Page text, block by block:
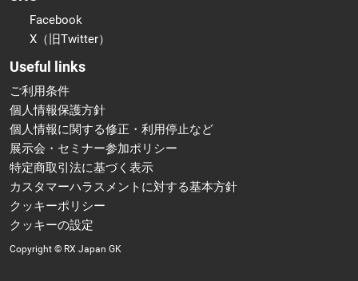
Facebook
X（旧Twitter）
Useful links
ご利用条件
個人情報保護方針
個人情報に関する修正・利用停止など
展示会・セミナー参加ポリシー
特定商取引法に基づく表示
カスタマーハラスメントに対する基本方針
クッキーポリシー
クッキーの設定
Copyright © RX Japan GK